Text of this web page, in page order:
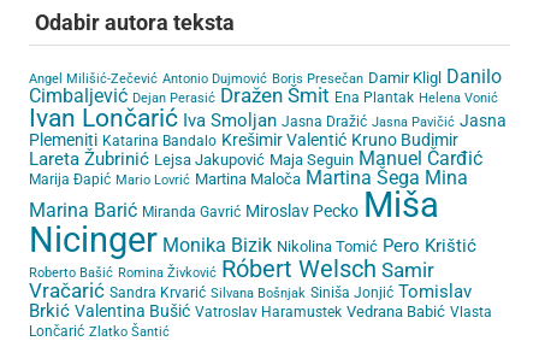
Odabir autora teksta
Angel Milišić-Zečević Antonio Dujmović Boris Presečan Damir Kligl Danilo
Cimbaljević Dejan Perasić Dražen Šmit Ena Plantak Helena Vonić
Ivan Lončarić Iva Smoljan Jasna Dražić Jasna Pavičić Jasna
Plemeniti Katarina Bandalo Krešimir Valentić Kruno Budimir
Lareta Žubrinić Lejsa Jakupović Maja Seguin Manuel Čarđić
Marija Đapić Mario Lovrić Martina Maloča Martina Šega Mina
Marina Barić Miranda Gavrić Miroslav Pecko Miša
Nicinger Monika Bizik Nikolina Tomić Pero Krištić
Roberto Bašić Romina Živković Róbert Welsch Samir
Vračarić Sandra Krvarić Silvana Bošnjak Siniša Jonjić Tomislav
Brkić Valentina Bušić Vatroslav Haramustek Vedrana Babić Vlasta
Lončarić Zlatko Šantić